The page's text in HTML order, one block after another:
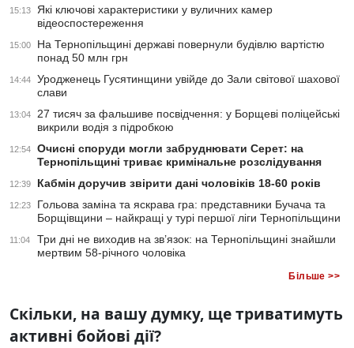
15:13
Які ключові характеристики у вуличних камер
відеоспостереження
15:00
На Тернопільщині державі повернули будівлю вартістю
понад 50 млн грн
14:44
Уродженець Гусятинщини увійде до Зали світової шахової
слави
13:04
27 тисяч за фальшиве посвідчення: у Борщеві поліцейські
викрили водія з підробкою
12:54
Очисні споруди могли забруднювати Серет: на
Тернопільщині триває кримінальне розслідування
12:39 Кабмін доручив звірити дані чоловіків 18-60 років
12:23
Гольова заміна та яскрава гра: представники Бучача та
Борщівщини – найкращі у турі першої ліги Тернопільщини
11:04
Три дні не виходив на зв’язок: на Тернопільщині знайшли
мертвим 58-річного чоловіка
Більше >>
Скільки, на вашу думку, ще триватимуть
активні бойові дії?